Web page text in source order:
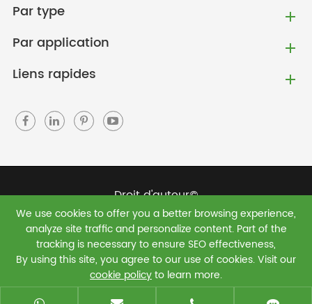
Par type
Par application
Liens rapides
Droit d'auteur©
Jiaxing Green Shield New Materials Co., Ltd.Tous
droits réservés.
Plan du site
| Politique de confidentialité
We use cookies to offer you a better browsing experience,
analyze site traffic and personalize content. Part of the
tracking is necessary to ensure SEO effectiveness,
By using this site, you agree to our use of cookies. Visit our
cookie policyto learn more.
Reject Accept